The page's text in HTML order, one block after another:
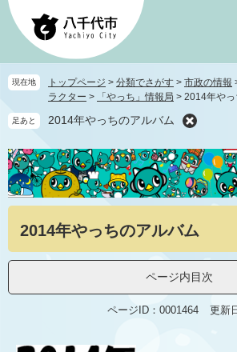
ペ
先
頭
す
メ
を
飛
し
本
文
へ
現在地 トップページ > 分類でさがす > 市政の情報
ラクター > 「やっち」情報局 > 2014年や
足あと 2014年やっちのアルバム
2014年やっちのアルバム
ページ内目次
ページID：0001464 更新